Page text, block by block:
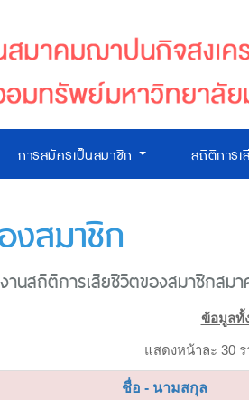
การสมัครเป็นสมาชิก สถิติการ
งสมาชิก
านสถิติการเสียชีวิตของสมาชิกส
ข้อมูลทั้
แสดงหน้าละ 30
ชื่อ - นามสกุล